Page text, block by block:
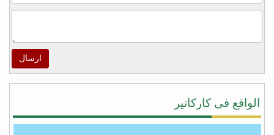
khaled zahr
– https://youtu.be/4qUPWeXwNh0
المدينة ولاشيئ يعيد الابتسامة إليهم ويذهب الخوف عن
قلوبهم ويعيد الأمل في الخلاص من جحافل المليشيا
ارسال
الواقع فى كاركاتير